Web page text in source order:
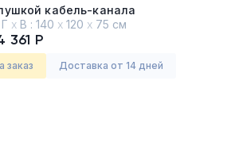
кабель-канала
темная
Г х В : 140 х 120 х 75 см
361 Р
На заказ Доставка от 14 дней